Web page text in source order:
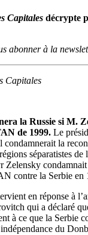
Capitales décrypte
abonner à la
Capitales
la Russie si M.
de 1999. Le
condamnerait la
séparatistes de
Zelensky
contre la Serbie en
en réponse à
qui a déclaré
à ce que la Serbie
du